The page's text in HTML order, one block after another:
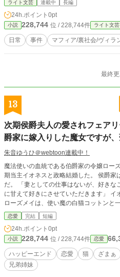
ライト文芸 連載中 長編
24h.ポイント 0pt
小説 228,744 位 / 228,744件 ライト文芸
日常 事件 マフィア/裏社会/ヴィラ
最終
13
次期侯爵夫人の愛されフェア
爵家に嫁入りした魔女ですが
朱音ゆうひ＠webtoon連載中！
魔法使いの血統である伯爵家の令嬢ロー
期当主イオネスと政略結婚した。 侯爵
だ。 「妻としての仕事はないが、好きなことをして過ごしてほしい」 「お言葉
に甘えて好きにさせていただきます」 イオネス様は私が長生きさせてみせる！
ローズメイは、使い魔の白猫コットンと一
奥様がスコップをお持ちになられたぞ！？」 これは、魔女ローズメイが薄
夫を守護対象と決めて、好きなことをしなが
トにも投稿しています（https://
恋愛 完結 短編
24h.ポイント 0pt
小説 228,744 位 / 228,744件 恋愛
ハッピーエンド 恋愛 猫 ざまぁ
兄弟姉妹